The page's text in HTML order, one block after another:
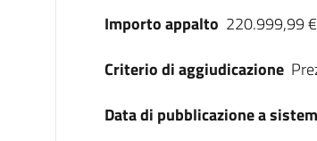
Importo appalto 220.999,99 €
Criterio di aggiudicazione
Data di pubblicazione a